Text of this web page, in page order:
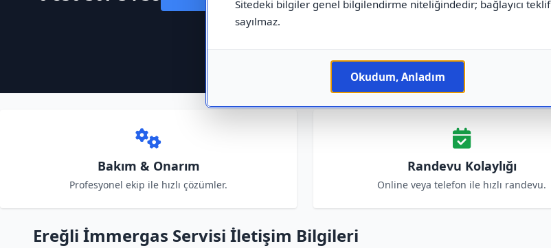
Sitedeki bilgiler genel bilgilendirme niteliğindedir; bağlayıcı teklif
sayılmaz.
Okudum, Anladım
Bakım & Onarım
Profesyonel ekip ile hızlı çözümler.
Randevu Kolaylığı
Online veya telefon ile hızlı randevu.
Ereğli İmmergas Servisi İletişim Bilgileri